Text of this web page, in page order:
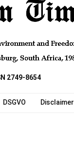
2749-8654
DSGVO Disclaimer